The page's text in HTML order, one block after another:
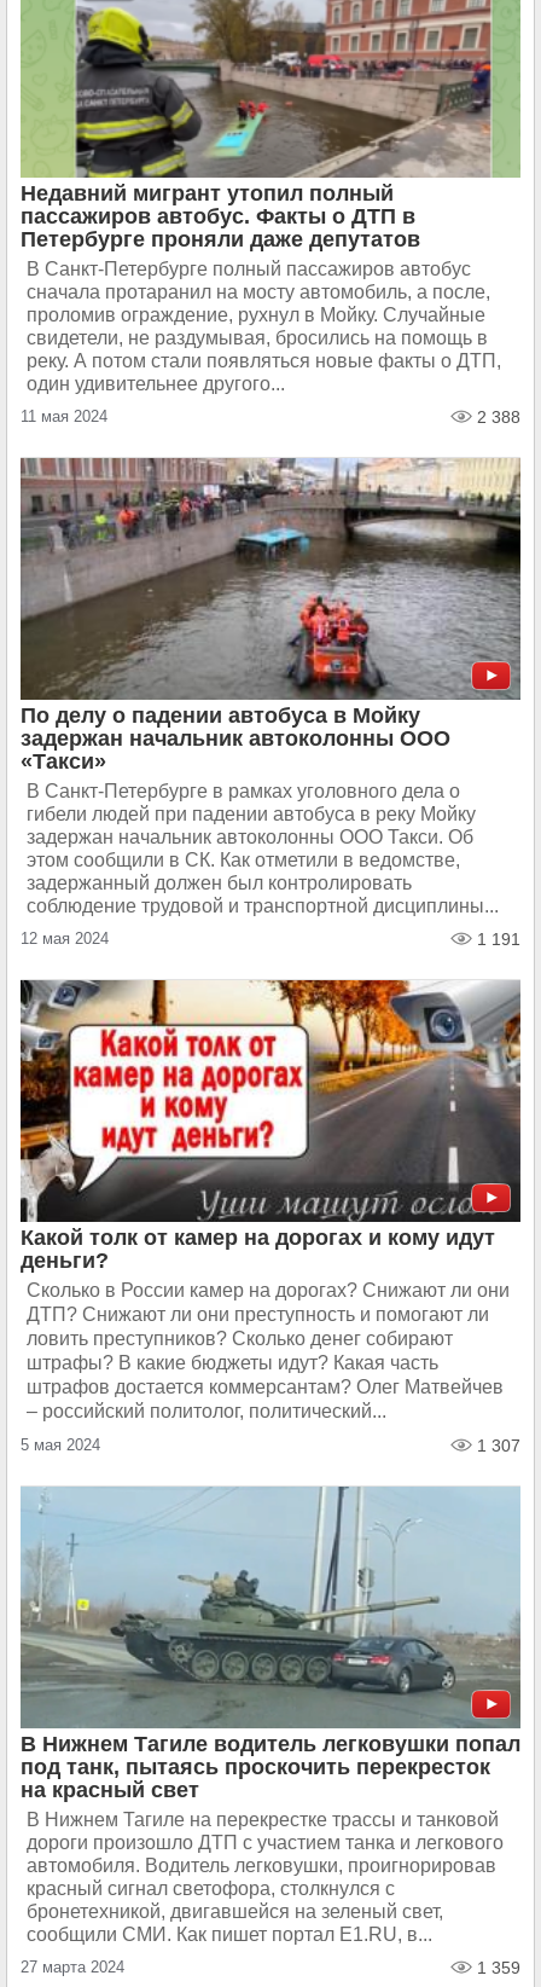
Недавний мигрант утопил полный
пассажиров автобус. Факты о ДТП в
Петербурге проняли даже депутатов
В Санкт-Петербурге полный пассажиров автобус
сначала протаранил на мосту автомобиль, а после,
проломив ограждение, рухнул в Мойку. Случайные
свидетели, не раздумывая, бросились на помощь в
реку. А потом стали появляться новые факты о ДТП,
один удивительнее другого...
11 мая 2024 2 388
По делу о падении автобуса в Мойку
задержан начальник автоколонны ООО
«Такси»
В Санкт-Петербурге в рамках уголовного дела о
гибели людей при падении автобуса в реку Мойку
задержан начальник автоколонны ООО Такси. Об
этом сообщили в СК. Как отметили в ведомстве,
задержанный должен был контролировать
соблюдение трудовой и транспортной дисциплины...
12 мая 2024 1 191
Какой толк от камер на дорогах и кому идут
деньги?
Сколько в России камер на дорогах? Снижают ли они
ДТП? Снижают ли они преступность и помогают ли
ловить преступников? Сколько денег собирают
штрафы? В какие бюджеты идут? Какая часть
штрафов достается коммерсантам? Олег Матвейчев
– российский политолог, политический...
5 мая 2024 1 307
В Нижнем Тагиле водитель легковушки попал
под танк, пытаясь проскочить перекресток
на красный свет
В Нижнем Тагиле на перекрестке трассы и танковой
дороги произошло ДТП с участием танка и легкового
автомобиля. Водитель легковушки, проигнорировав
красный сигнал светофора, столкнулся с
бронетехникой, двигавшейся на зеленый свет,
сообщили СМИ. Как пишет портал Е1.RU, в...
27 марта 2024 1 359